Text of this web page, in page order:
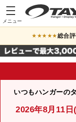
★★★★★総合
いつもハンガーの
2026年8月11